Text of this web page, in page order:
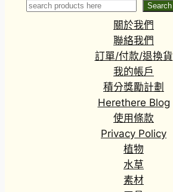
Search Search
關於我們
聯絡我們
訂單/付款/退換貨
我的帳戶
積分獎勵計劃
Herethere Blog
使用條款
Privacy Policy
植物
水草
素材